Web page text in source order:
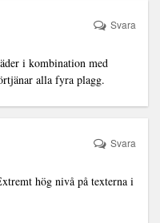
i kombination med
alla fyra plagg.
Svara
hög nivå på texterna i
Svara